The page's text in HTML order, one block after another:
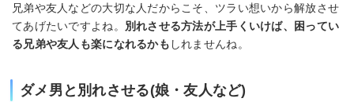
兄弟や友人などの大切な人だからこそ、ツラい想いから解放させ
てあげたいですよね。 別れさせる方法が上手くいけば、困ってい
る兄弟や友人も楽になれるかも しれませんね。
ダメ男と別れさせる(娘・友人など)